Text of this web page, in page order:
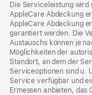
Die Serviceleistung wird
AppleCare Abdeckung
AppleCare Abdeckung
garantiert werden. Die
Austauschs können je
Möglichkeiten der
Standort, an dem der
Serviceoptionen sind u.
Service verfügbar und
Ermessen anbieten,